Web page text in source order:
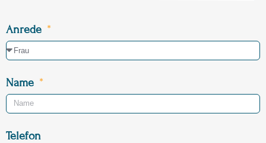
Anrede
Name
Telefon